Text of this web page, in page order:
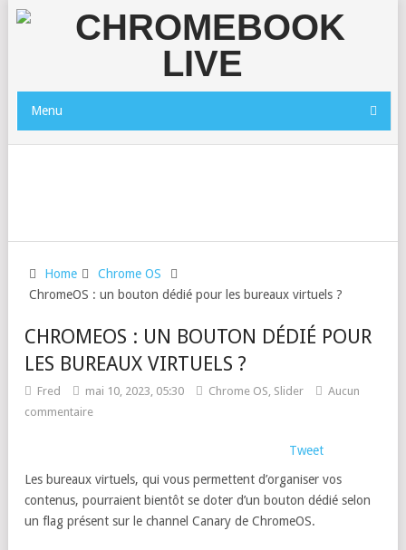
Menu
Home
Chrome OS
ChromeOS : un bouton dédié pour les bureaux virtuels ?
CHROMEOS : UN BOUTON DÉDIÉ POUR
LES BUREAUX VIRTUELS ?
Fred mai 10, 2023, 05:30 Chrome OS, Slider
Aucun
commentaire
Tweet
Les bureaux virtuels, qui vous permettent d’organiser vos
contenus, pourraient bientôt se doter d’un bouton dédié selon
un flag présent sur le channel Canary de ChromeOS.